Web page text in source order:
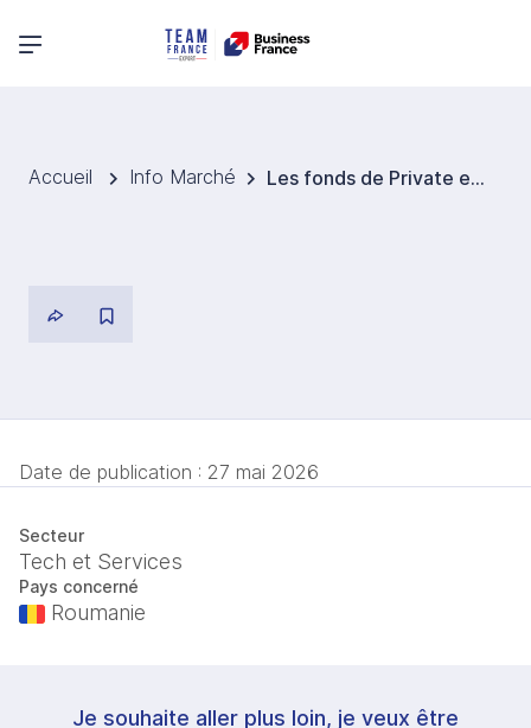
Menu principal
Accueil Info Marché Les fonds de Private equity apportent de vraies opportunités dans certains secteurs en Roumanie
Date de publication : 27 mai 2026
Secteur
Tech et Services
Pays concerné
Roumanie
Je souhaite aller plus loin, je veux être